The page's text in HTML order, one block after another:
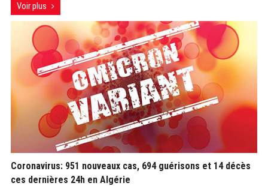
Voir plus
Coronavirus: 951 nouveaux cas, 694 guérisons et 14 décès
ces dernières 24h en Algérie